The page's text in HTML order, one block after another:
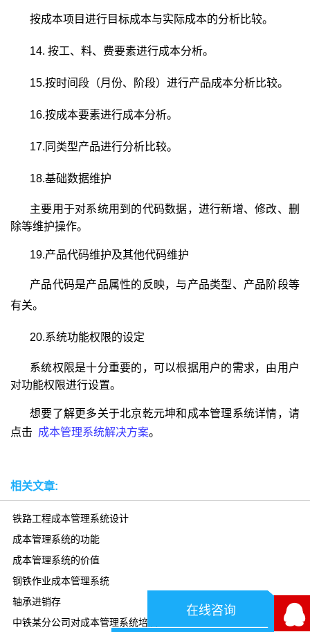
按成本项目进行目标成本与实际成本的分析比较。
14. 按工、料、费要素进行成本分析。
15.按时间段（月份、阶段）进行产品成本分析比较。
16.按成本要素进行成本分析。
17. 同类型产品进行分析比较。
18.基础数据维护
主要用于对系统用到的代码数据，进行新增、修改、删
除等维护操作。
19.产品代码维护及其他代码维护
产品代码是产品属性的反映，与产品类型、产品阶段等
有关。
20.系统功能权限的设定
系统权限是十分重要的，可以根据用户的需求，由用户
对功能权限进行设置。
想要了解更多关于北京乾元坤和成本管理系统详情，请
点击 成本管理系统解决方案。
相关文章:
铁路工程成本管理系统设计
成本管理系统的功能
成本管理系统的价值
钢铁作业成本管理系统
轴承进销存
中铁某分公司对成本管理系统培训
在线咨询